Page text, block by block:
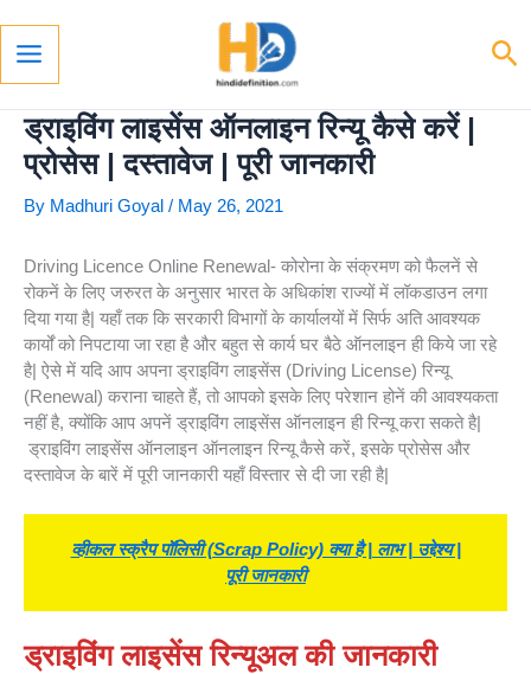
Content
Main
Menu
ड्राइविंग लाइसेंस ऑनलाइन रिन्यू कैसे करें |
प्रोसेस | दस्तावेज | पूरी जानकारी
By Madhuri Goyal / May 26, 2021
Driving Licence Online Renewal- कोरोना के संक्रमण को फैलनें से
रोकनें के लिए जरुरत के अनुसार भारत के अधिकांश राज्यों में लॉकडाउन लगा
दिया गया है| यहाँ तक कि सरकारी विभागों के कार्यालयों में सिर्फ अति आवश्यक
कार्यों को निपटाया जा रहा है और बहुत से कार्य घर बैठे ऑनलाइन ही किये जा रहे
है| ऐसे में यदि आप अपना ड्राइविंग लाइसेंस (Driving License) रिन्यू
(Renewal) कराना चाहते हैं, तो आपको इसके लिए परेशान होनें की आवश्यकता
नहीं है, क्योंकि आप अपनें ड्राइविंग लाइसेंस ऑनलाइन ही रिन्यू करा सकते है|
ड्राइविंग लाइसेंस ऑनलाइन ऑनलाइन रिन्यू कैसे करें, इसके प्रोसेस और
दस्तावेज के बारें में पूरी जानकारी यहाँ विस्तार से दी जा रही है|
व्हीकल स्क्रैप पॉलिसी (Scrap Policy) क्या है | लाभ | उद्देश्य |
पूरी जानकारी
ड्राइविंग लाइसेंस रिन्यूअल की जानकारी